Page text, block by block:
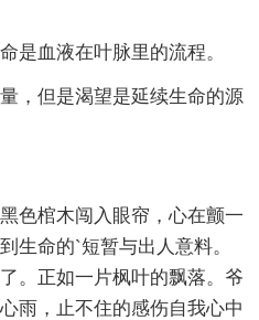
血液在叶脉里的流程。
但是渴望是延续生命的源
棺木闯入眼帘，心在颤一
生命的`短暂与出人意料。
。正如一片枫叶的飘落。爷
雨，止不住的感伤自我心中